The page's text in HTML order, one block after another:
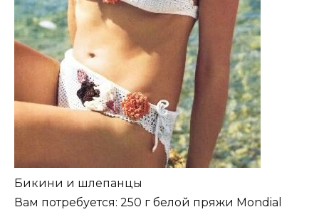
Бикини и шлепанцы
Вам потребуется: 250 г белой пряжи Mondial